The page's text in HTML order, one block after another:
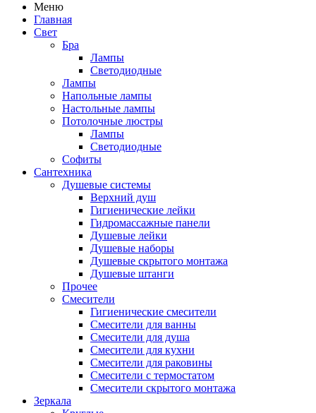
Меню
Главная
Свет
Бра
Лампы
Светодиодные
Лампы
Напольные лампы
Настольные лампы
Потолочные люстры
Лампы
Светодиодные
Софиты
Сантехника
Душевые системы
Верхний душ
Гигиенические лейки
Гидромассажные панели
Душевые лейки
Душевые наборы
Душевые скрытого монтажа
Душевые штанги
Прочее
Смесители
Гигиенические смесители
Смесители для ванны
Смесители для душа
Смесители для кухни
Смесители для раковины
Смесители с термостатом
Смесители скрытого монтажа
Зеркала